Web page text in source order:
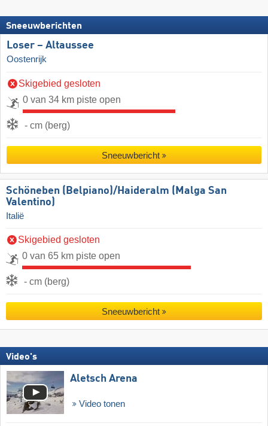
Sneeuwberichten
Loser – Altaussee
Oostenrijk
Skigebied gesloten
0 van 34 km piste open
- cm (berg)
Sneeuwbericht
Schöneben (Belpiano)/​Haideralm (Malga San
Valentino)
Italië
Skigebied gesloten
0 van 65 km piste open
- cm (berg)
Sneeuwbericht
Video's
Aletsch Arena
Video tonen